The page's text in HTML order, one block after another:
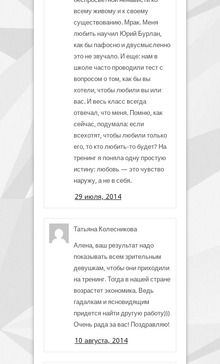
всему живому и к своему
существованию. Мрак. Меня
любить научил Юрий Бурлан,
как бы пафосно и двусмысленно
это не звучало. И еще: нам в
школе часто проводили тест с
вопросом о том, как бы вы
хотели, чтобы любили вы или
вас. И весь класс всегда
отвечал, что меня. Помню, как
сейчас, подумала: если
всехотят, чтобы любили только
его, то кто любить-то будет? На
тренинг я поняла одну простую
истину: любовь — это чувство
наружу, а не в себя.
29 июля, 2014
Татьяна Колесникова
Алена, ваш результат надо
показывать всем зрительным
девушкам, чтобы они приходили
на тренинг. Тогда в нашей стране
возрастет экономика. Ведь
гадалкам и ясновидящим
придется найти другую работу)))
Очень рада за вас! Поздравляю!
10 августа, 2014